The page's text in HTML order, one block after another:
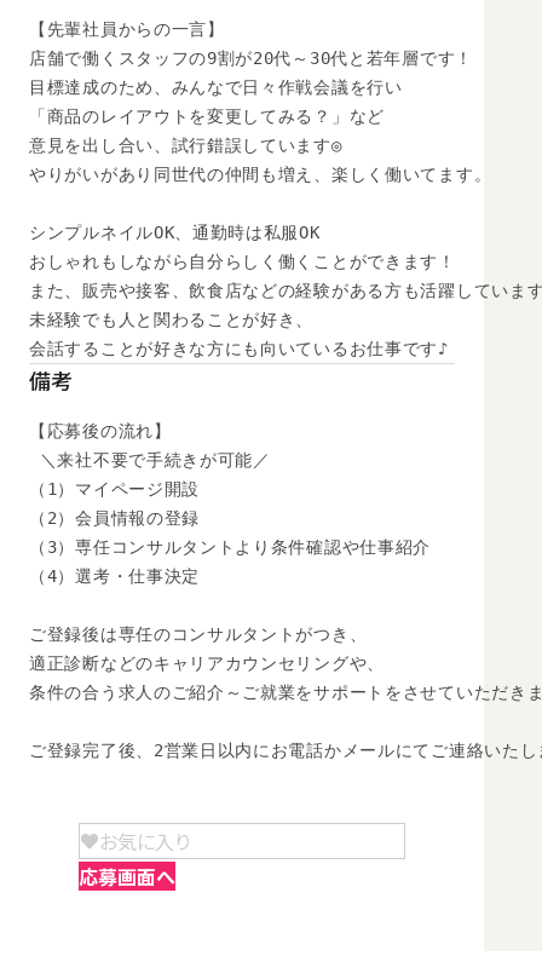
【先輩社員からの一言】
店舗で働くスタッフの9割が20代～30代と若年層です！
目標達成のため、みんなで日々作戦会議を行い
「商品のレイアウトを変更してみる？」など
意見を出し合い、試行錯誤しています◎
やりがいがあり同世代の仲間も増え、楽しく働いてます。
シンプルネイルOK、通勤時は私服OK
おしゃれもしながら自分らしく働くことができます！
また、販売や接客、飲食店などの経験がある方も活躍していま
未経験でも人と関わることが好き、
会話することが好きな方にも向いているお仕事です♪
備考
【応募後の流れ】
＼来社不要で手続きが可能／
（1）マイページ開設
（2）会員情報の登録
（3）専任コンサルタントより条件確認や仕事紹介
（4）選考・仕事決定
ご登録後は専任のコンサルタントがつき、
適正診断などのキャリアカウンセリングや、
条件の合う求人のご紹介～ご就業をサポートをさせていただき
ご登録完了後、2営業日以内にお電話かメールにてご連絡いたし
お気に入り
応募画面へ